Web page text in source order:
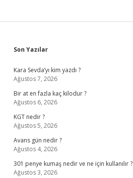
Sidebar
Son Yazılar
Kara Sevda’yı kim yazdı ?
Ağustos 7, 2026
Bir at en fazla kaç kilodur ?
Ağustos 6, 2026
KGT nedir ?
Ağustos 5, 2026
Avans gün nedir ?
Ağustos 4, 2026
301 penye kumaş nedir ve ne için kullanılır ?
Ağustos 3, 2026